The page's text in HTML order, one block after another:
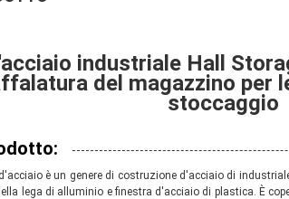
industriale Hall
del magazzino per
stoccaggio
è un genere di costruzione d'acciaio di
lega di alluminio e finestra d'acciaio di plastica. È